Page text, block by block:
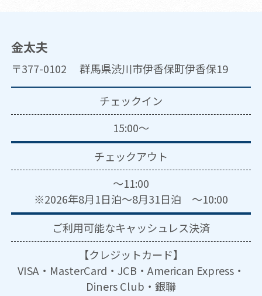
金太夫
〒377-0102 群馬県渋川市伊香保町伊香保19
チェックイン
15:00～
チェックアウト
～11:00
※2026年8月1日泊～8月31日泊 ～10:00
ご利用可能なキャッシュレス決済
【クレジットカード】
VISA・MasterCard・JCB・American Express・
Diners Club・銀聯